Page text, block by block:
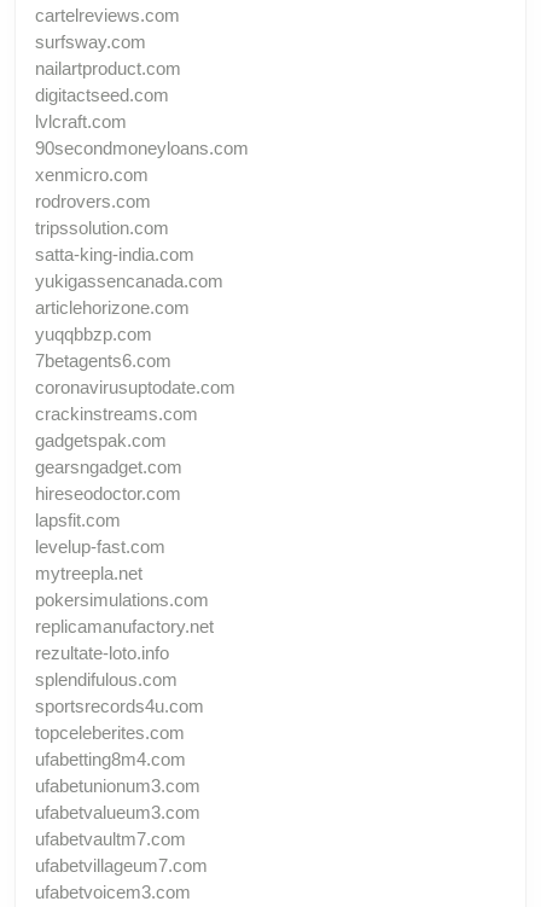
cartelreviews.com
surfsway.com
nailartproduct.com
digitactseed.com
lvlcraft.com
90secondmoneyloans.com
xenmicro.com
rodrovers.com
tripssolution.com
satta-king-india.com
yukigassencanada.com
articlehorizone.com
yuqqbbzp.com
7betagents6.com
coronavirusuptodate.com
crackinstreams.com
gadgetspak.com
gearsngadget.com
hireseodoctor.com
lapsfit.com
levelup-fast.com
mytreepla.net
pokersimulations.com
replicamanufactory.net
rezultate-loto.info
splendifulous.com
sportsrecords4u.com
topceleberites.com
ufabetting8m4.com
ufabetunionum3.com
ufabetvalueum3.com
ufabetvaultm7.com
ufabetvillageum7.com
ufabetvoicem3.com